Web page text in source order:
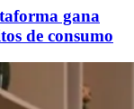
gana
de consumo